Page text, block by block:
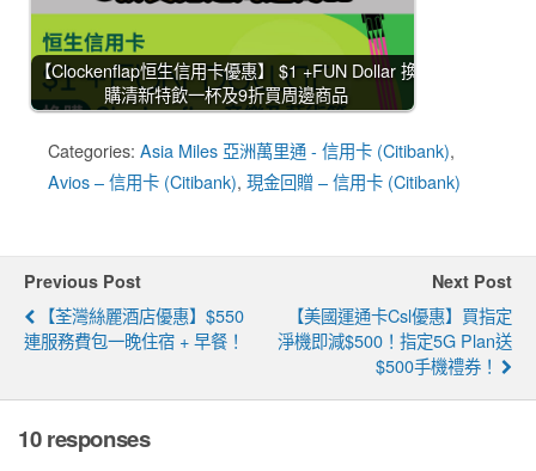
【Clockenflap恒生信用卡優惠】 $1 +FUN Dollar 換
購清新特飲一杯及9折買周邊商品
Categories: Asia Miles 亞洲萬里通 - 信用卡 (Citibank),
Avios – 信用卡 (Citibank), 現金回贈 – 信用卡 (Citibank)
Previous Post
【荃灣絲麗酒店優惠】$550
連服務費包一晚住宿 + 早餐！
Next Post
【美國運通卡csl優惠】買指定
淨機即減$500！指定5G Plan送
$500手機禮券！
10 responses